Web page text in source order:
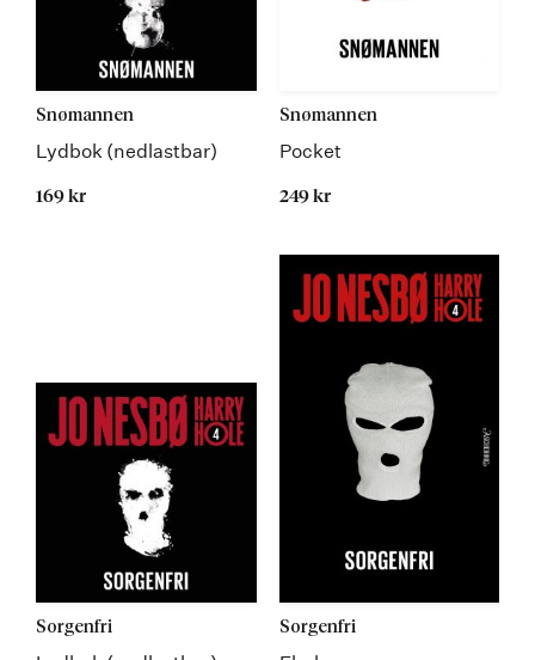
Snømannen
Lydbok (nedlastbar)
169 kr
Snømannen
Pocket
249 kr
Sorgenfri Sorgenfri